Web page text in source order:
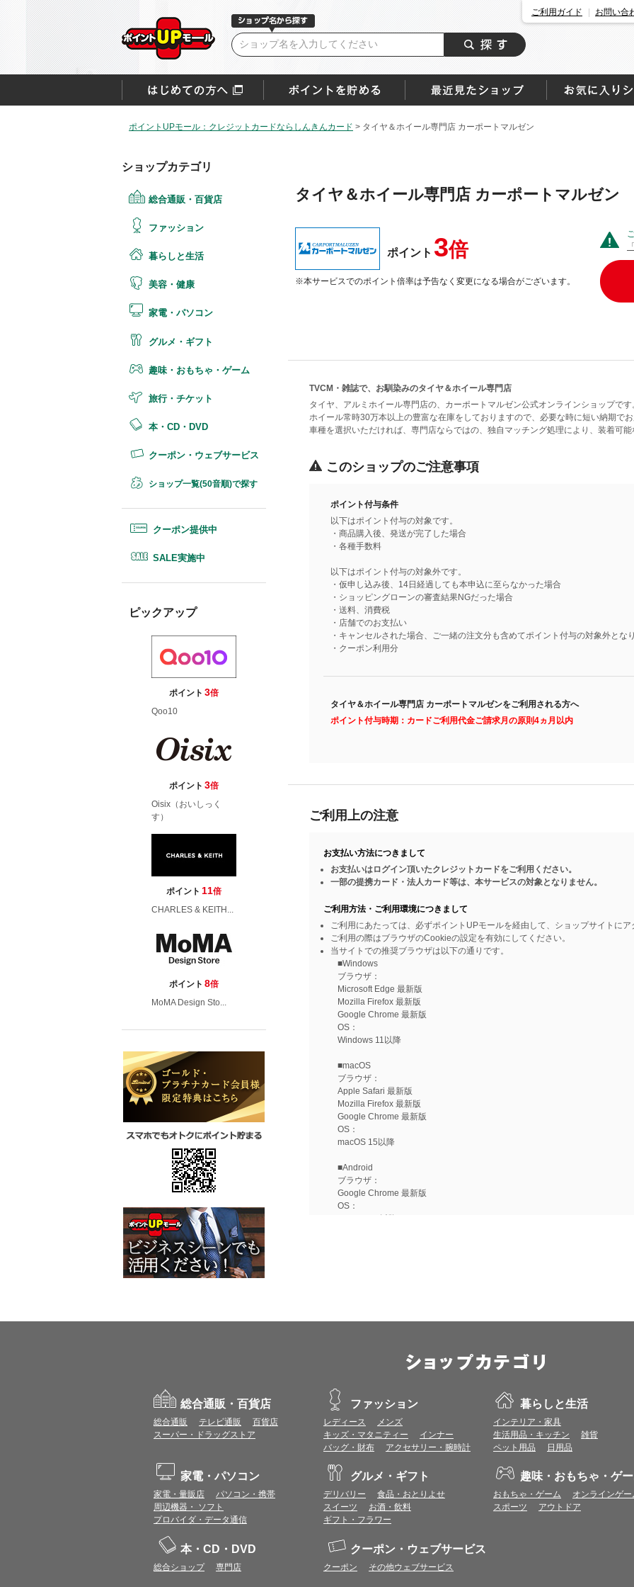
ご利用ガイド お問い合
ポイントUPモール：クレジットカードならしんきんカード > タイヤ＆ホイール専門店 カーポートマルゼン
ショップカテゴリ
総合通販・百貨店
ファッション
暮らしと生活
美容・健康
家電・パソコン
グルメ・ギフト
趣味・おもちゃ・ゲーム
旅行・チケット
本・CD・DVD
クーポン・ウェブサービス
ショップ一覧(50音順)で探す
クーポン提供中
SALE実施中
ピックアップ
ポイント 3倍
Qoo10
ポイント 3倍
Oisix（おいしっく
す）
ポイント 11倍
CHARLES & KEITH...
ポイント 8倍
MoMA Design Sto...
タイヤ＆ホイール専門店 カーポートマルゼン
ポイント 3倍
※本サービスでのポイント倍率は予告なく変更になる場合がございます。
TVCM・雑誌で、お馴染みのタイヤ＆ホイール専門店
タイヤ、アルミホイール専門店の、カーポートマルゼン公式オンラインショップです
ホイール常時30万本以上の豊富な在庫をしておりますので、必要な時に短い納期でお
車種を選択いただければ、専門店ならではの、独自マッチング処理により、装着可能
このショップのご注意事項
ポイント付与条件
以下はポイント付与の対象です。
・商品購入後、発送が完了した場合
・各種手数料
以下はポイント付与の対象外です。
・仮申し込み後、14日経過しても本申込に至らなかった場合
・ショッピングローンの審査結果NGだった場合
・送料、消費税
・店舗でのお支払い
・キャンセルされた場合、ご一緒の注文分も含めてポイント付与の対象外となり
・クーポン利用分
タイヤ＆ホイール専門店 カーポートマルゼンをご利用される方へ
ポイント付与時期：カードご利用代金ご請求月の原則4ヵ月以内
ご利用上の注意
お支払い方法につきまして
お支払いはログイン頂いたクレジットカードをご利用ください。
一部の提携カード・法人カード等は、本サービスの対象となりません。
ご利用方法・ご利用環境につきまして
ご利用にあたっては、必ずポイントUPモールを経由して、ショップサイトにア
ご利用の際はブラウザのCookieの設定を有効にしてください。
当サイトでの推奨ブラウザは以下の通りです。
■Windows
ブラウザ：
Microsoft Edge 最新版
Mozilla Firefox 最新版
Google Chrome 最新版
OS：
Windows 11以降
■macOS
ブラウザ：
Apple Safari 最新版
Mozilla Firefox 最新版
Google Chrome 最新版
OS：
macOS 15以降
■Android
ブラウザ：
Google Chrome 最新版
OS：
Android 15以降
※各ブラウザの最新版はリリース後1ヶ月前後で動作確認いたします。
※推奨以外のブラウザや、推奨以前のバージョンのブラウザをご利用の場合
すので、推奨ブラウザでのご利用をお願いいたします。
＜CookieやJavaScriptについて＞
本サービスではCookieとJavaScriptの機能を使用している為、Cookieと
ポイント付与につきまして
ワールドプレゼントのポイント通常1倍分に加え、上乗せとなる1〜19倍分のポ
ントとして付与いたします。
プレミアムポイント付与の対象は、商品代金のみ（税・送料等を除く）となりま
プレミアムポイントの付与予定時期は、カードご利用代金のご請求月と異なる
とに異なりますので、各ショップのショップ詳細ページにてご確認ください。
200円のご利用につき1ポイントとして計算されるため、一部の法人カード等に
対象サイトにアクセス後、カード決済前に別サイトにアクセスした場合は、ポ
商品購入後、購入内容等に変更があった場合は、プレミアムポイント付与の対
商品をキャンセル・返品した場合は、プレミアムポイント付与の対象となりませ
総合通販・百貨店
総合通販 テレビ通販
百貨店
スーパー・ドラッグストア
ファッション
レディース
メンズ
キッズ・マタニティー
インナー
バッグ・財布
アクセサリー・腕時計
暮らしと生活
インテリア・家具
生活用品・キッチン
雑貨
ペット用品
日用品
家電・パソコン
家電・量販店
パソコン・携帯
周辺機器・ ソフト
プロバイダ・データ通信
グルメ・ギフト
デリバリー
食品・おとりよせ
スイーツ
お酒・飲料
ギフト・フラワー
趣味・おもちゃ・ゲ
おもちゃ・ゲーム
オンラインゲー
スポーツ
アウトドア
本・CD・DVD
総合ショップ 専門店
クーポン・ウェブサービス
クーポン その他ウェブサービス